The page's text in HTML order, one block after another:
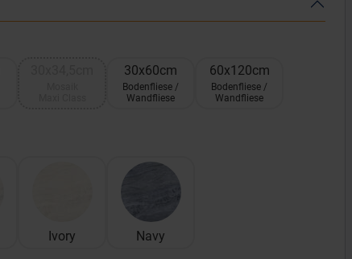
30x60cm
Bodenfliese /
Wandfliese
60x120cm
Bodenfliese /
Wandfliese
Ivory Navy